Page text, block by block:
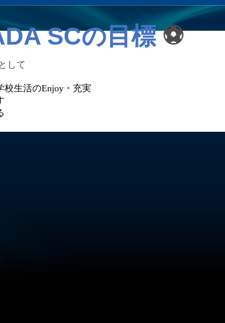
SCの目標 ⚽
として
校生活のEnjoy ・充実